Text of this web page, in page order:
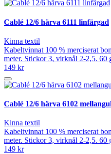
Cablé 12/6 härva 6111 linfärgad
Kinna textil
Kabeltvinnat 100 % merciserat
meter. Stickor 3, virknål 2-2,5. 60
149 kr
Cablé 12/6 härva 6102
Kinna textil
Kabeltvinnat 100 % merciserat
meter. Stickor 3, virknål 2-2,5. 60
149 kr